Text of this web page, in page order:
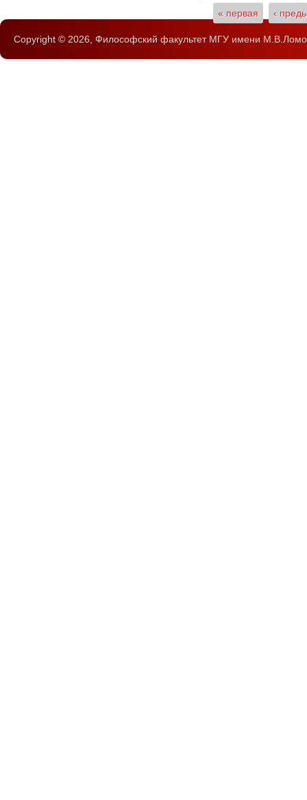
Страницы« первая ‹
Copyright © 2026, Философский факультет МГУ имени